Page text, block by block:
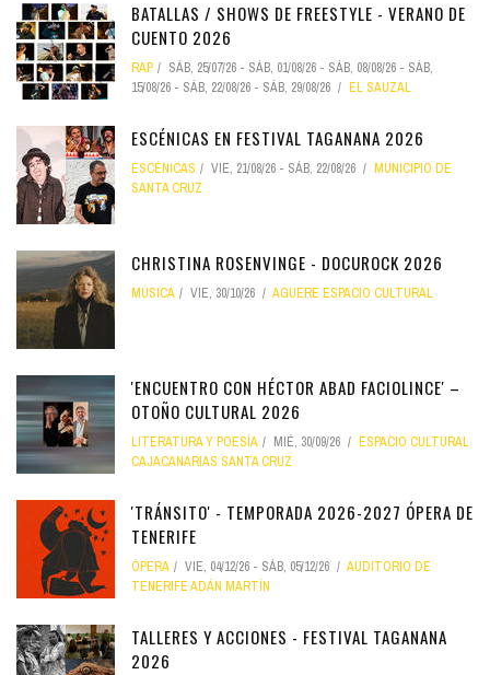
BATALLAS / SHOWS DE FREESTYLE - VERANO DE
CUENTO 2026
RAP SÁB, 25/07/26 - SÁB, 01/08/26 - SÁB, 08/08/26 - SÁB,
15/08/26 - SÁB, 22/08/26 - SÁB, 29/08/26 EL SAUZAL
ESCÉNICAS EN FESTIVAL TAGANANA 2026
ESCÉNICAS VIE, 21/08/26 - SÁB, 22/08/26
MUNICIPIO DE
SANTA CRUZ
CHRISTINA ROSENVINGE - DOCUROCK 2026
MÚSICA VIE, 30/10/26 AGUERE ESPACIO CULTURAL
'ENCUENTRO CON HÉCTOR ABAD FACIOLINCE' –
OTOÑO CULTURAL 2026
LITERATURA Y POESÍA MIÉ, 30/09/26
ESPACIO CULTURAL
CAJACANARIAS SANTA CRUZ
'TRÁNSITO' - TEMPORADA 2026-2027 ÓPERA DE
TENERIFE
ÓPERA VIE, 04/12/26 - SÁB, 05/12/26
AUDITORIO DE
TENERIFE ADÁN MARTÍN
TALLERES Y ACCIONES - FESTIVAL TAGANANA
2026